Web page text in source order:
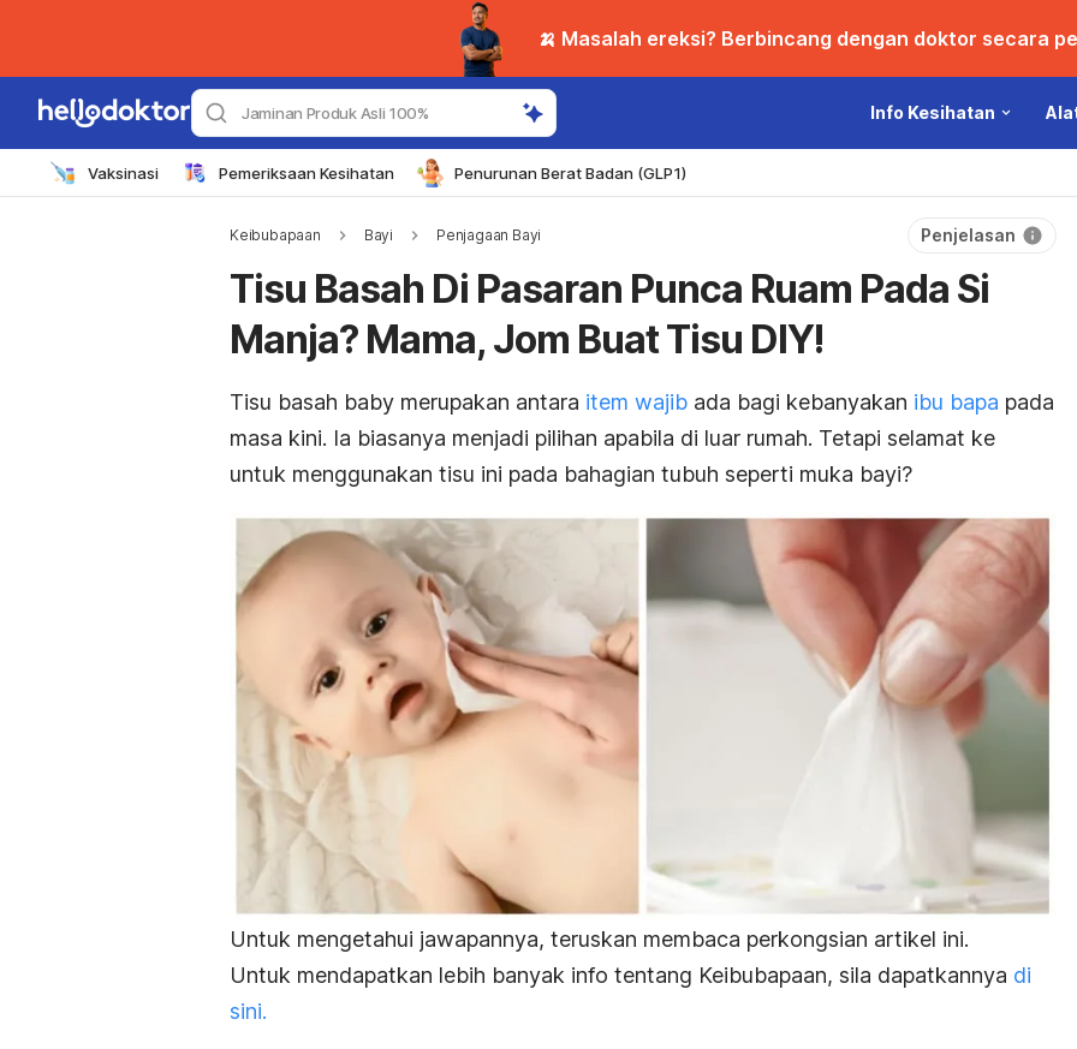
🍌 Masalah ereksi? Berbincang dengan doktor secara
Jaminan Produk Asli 100% Info Kesihatan
Vaksinasi Pemeriksaan Kesihatan Penurunan Berat Badan (GLP1)
Keibubapaan Bayi Penjagaan Bayi Penjelasan
Tisu Basah Di Pasaran Punca Ruam Pada Si
Manja? Mama, Jom Buat Tisu DIY!
Tisu basah baby merupakan antara item wajib ada bagi kebanyakan ibu bapa pada
masa kini. Ia biasanya menjadi pilihan apabila di luar rumah. Tetapi selamat ke
untuk menggunakan tisu ini pada bahagian tubuh seperti muka bayi?
Untuk mengetahui jawapannya, teruskan membaca perkongsian artikel ini.
Untuk mendapatkan lebih banyak info tentang Keibubapaan, sila dapatkannya di
sini.